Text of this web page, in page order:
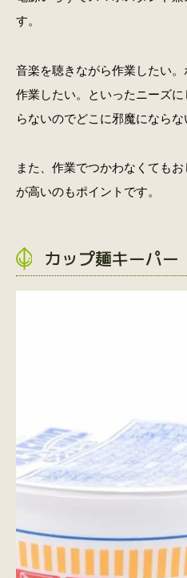
す。
音楽を聴きながら作業したい
作業したい。といったニーズ
らないのでどこに邪魔にならな
また、作業でつかわなくても
が高いのもポイントです。
カップ麺キーパー